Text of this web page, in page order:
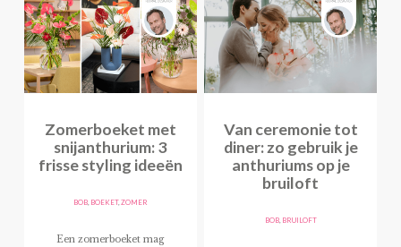
Zomerboeket met
snijanthurium: 3
frisse styling ideeën
BOB, BOEKET,ZOMER
Een zomerboeket mag
Van ceremonie tot
diner: zo gebruik je
anthuriums op je
bruiloft
BOB, BRUILOFT